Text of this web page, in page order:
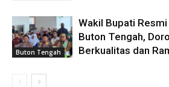
Buton Tengah
Wakil Bupati Resmi
Buton Tengah,
Berkualitas dan